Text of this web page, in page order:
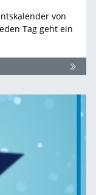
von
Tag geht ein